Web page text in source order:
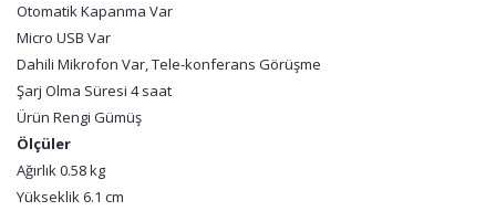
Otomatik Kapanma Var
Micro USB Var
Dahili Mikrofon Var, Tele-konferans Görüşme
Şarj Olma Süresi 4 saat
Ürün Rengi Gümüş
Ölçüler
Ağırlık 0.58 kg
Yükseklik 6.1 cm